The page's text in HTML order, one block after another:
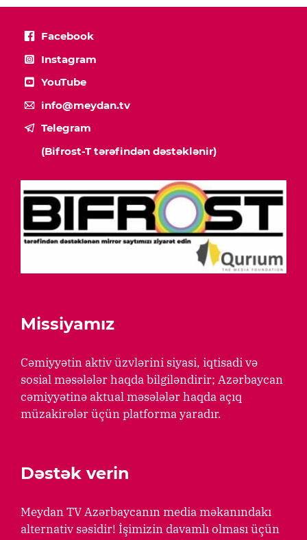
Facebook
Instagram
YouTube
info@meydan.tv
Telegram
(Bifrost-T tərəfindən dəstəklənir)
Missiyamız
Cəmiyyətin aktiv üzvlərini siyasi, iqtisadi və
sosial məsələlər haqda bilgiləndirir; Azərbaycan
cəmiyyətinə aktual məsələlər haqda açıq
müzakirələr üçün platforma yaradır.
Dəstək verin
Meydan TV Azərbaycanın media məkanındakı
alternativ səsidir! İşimizin davamlı olması üçün